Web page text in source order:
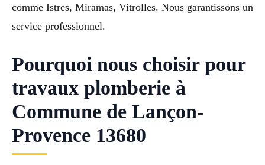
comme Istres, Miramas, Vitrolles. Nous garantissons un
service professionnel.
Pourquoi nous choisir pour
travaux plomberie à
Commune de Lançon-
Provence 13680